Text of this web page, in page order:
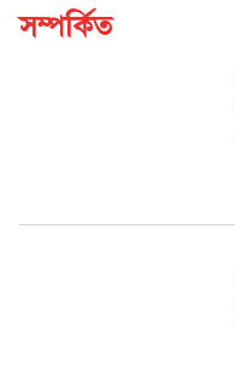
সম্পর্কিত